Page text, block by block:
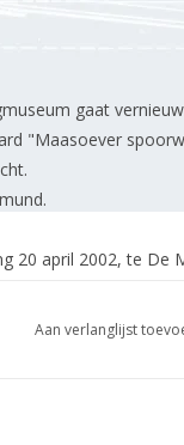
gaat
"Maasoever
20 april 2002, te De
Museum
Aan verlanglijst